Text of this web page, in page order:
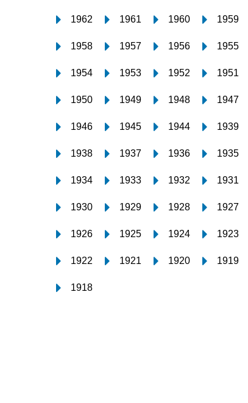
1962 1961 1960 1959
1958 1957 1956 1955
1954 1953 1952 1951
1950 1949 1948 1947
1946 1945 1944 1939
1938 1937 1936 1935
1934 1933 1932 1931
1930 1929 1928 1927
1926 1925 1924 1923
1922 1921 1920 1919
1918